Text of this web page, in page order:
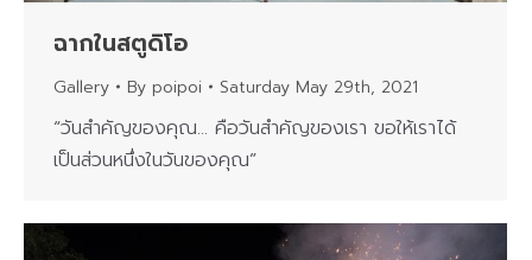
ฉากในสตูดิโอ
Gallery By poipoi Saturday May 29th, 2021
“วันสำคัญของคุณ… คือวันสำคัญของเรา ขอให้เราได้
เป็นส่วนหนึ่งในวันของคุณ”